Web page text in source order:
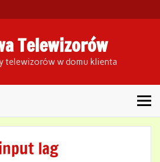
Telewizorów
telewizorów w domu klienta
lag